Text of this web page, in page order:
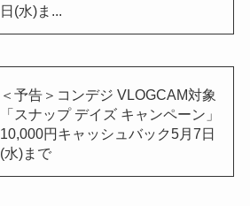
日(水)ま...
＜予告＞コンデジ VLOGCAM対象
「スナップ デイズ キャンペーン」
10,000円キャッシュバック5月7日
(水)まで